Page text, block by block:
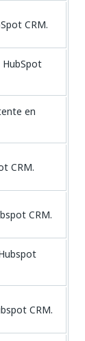
CRM.
en
CRM.
CRM.
CRM.